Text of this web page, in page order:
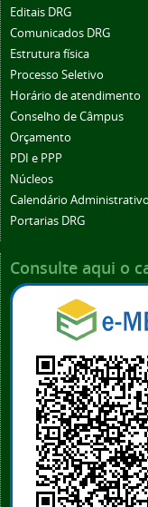
Editais DRG
Comunicados DRG
Estrutura física
Processo Seletivo
Horário de atendimento
Conselho de Câmpus
Orçamento
PDI e PPP
Núcleos
Calendário Administrativo
Portarias DRG
Consulte aqui o